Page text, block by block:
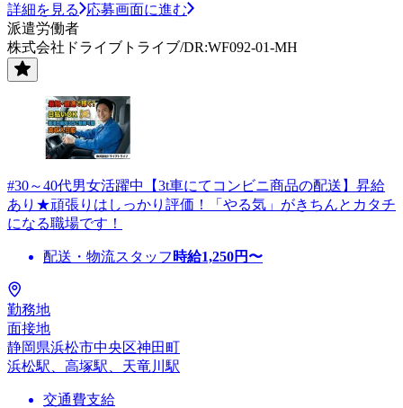
詳細を見る
応募画面に進む
派遣労働者
株式会社ドライブトライブ/DR:WF092-01-MH
#30～40代男女活躍中【3t車にてコンビニ商品の配送】昇給
あり★頑張りはしっかり評価！「やる気」がきちんとカタチ
になる職場です！
配送・物流スタッフ 時給1,250円〜
勤務地
面接地
静岡県浜松市中央区神田町
浜松駅、高塚駅、天竜川駅
交通費支給